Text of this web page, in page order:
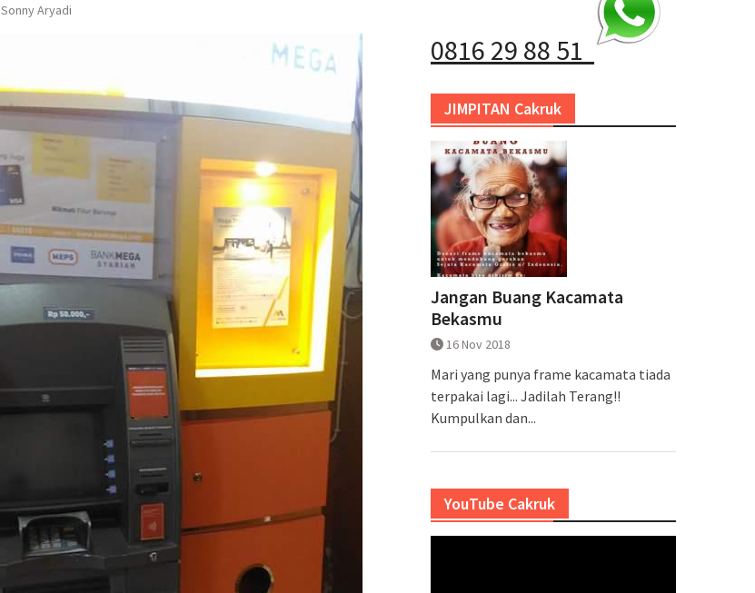
Sonny Aryadi
0816 29 88 51
JIMPITAN Cakruk
Jangan Buang Kacamata
Bekasmu
16 Nov 2018
Mari yang punya frame kacamata tiada
terpakai lagi... Jadilah Terang!!
Kumpulkan dan...
YouTube Cakruk